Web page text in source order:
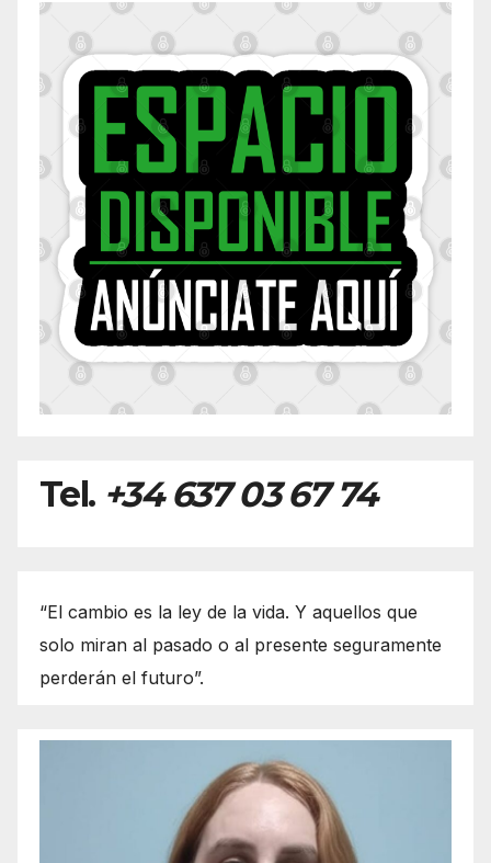
Tel. +34 637 03 67 74
“El cambio es la ley de la vida. Y aquellos que
solo miran al pasado o al presente seguramente
perderán el futuro”.